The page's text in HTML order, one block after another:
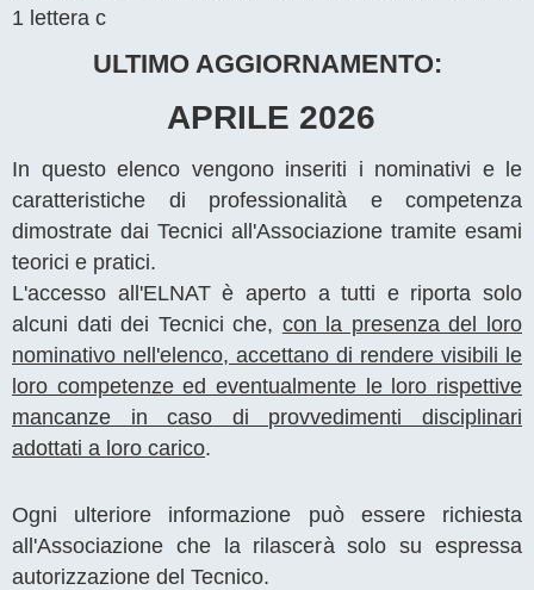
1 lettera c
ULTIMO AGGIORNAMENTO:
APRILE 2026
In questo elenco vengono inseriti i nominativi e le
caratteristiche di professionalità e competenza
dimostrate dai Tecnici all'Associazione tramite esami
teorici e pratici.
L'accesso all'ELNAT è aperto a tutti e riporta solo
alcuni dati dei Tecnici che, con la presenza del loro
nominativo nell'elenco, accettano di rendere visibili le
loro competenze ed eventualmente le loro rispettive
mancanze in caso di provvedimenti disciplinari
adottati a loro carico.
Ogni ulteriore informazione può essere richiesta
all'Associazione che la rilascerà solo su espressa
autorizzazione del Tecnico.